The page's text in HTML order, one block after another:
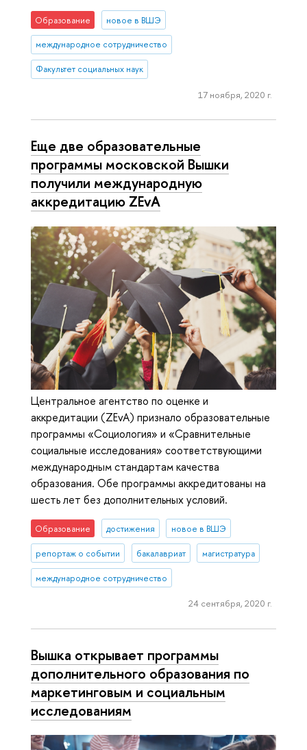
Образование новое в ВШЭ
международное сотрудничество
Факультет социальных наук
17 ноября, 2020 г.
Еще две образовательные
программы московской Вышки
получили международную
аккредитацию ZEvA
Центральное агентство по оценке и
аккредитации (ZEvA) признало образовательные
программы «Социология» и «Сравнительные
социальные исследования» соответствующими
международным стандартам качества
образования. Обе программы аккредитованы на
шесть лет без дополнительных условий.
Образование достижения новое в ВШЭ
репортаж о событии бакалавриат магистратура
международное сотрудничество
24 сентября, 2020 г.
Вышка открывает программы
дополнительного образования по
маркетинговым и социальным
исследованиям